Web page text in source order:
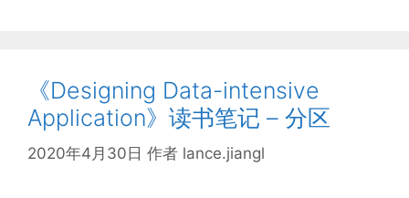
《Designing Data-intensive
Application》读书笔记 – 分区
2020年4月30日 作者 lance.jiangl